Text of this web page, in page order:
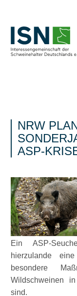
NRW
ASP-
Ein ASP-
hierzulande
besondere
Wildschweinen
sind.